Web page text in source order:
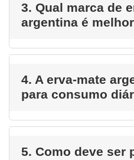
3. Qual marca de
argentina é
4. A erva-mate
para consumo
5. Como deve ser